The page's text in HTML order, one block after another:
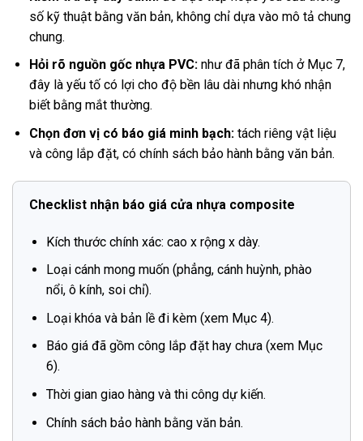
số kỹ thuật bằng văn bản, không chỉ dựa vào mô tả chung
chung.
Hỏi rõ nguồn gốc nhựa PVC:như đã phân tích ở Mục 7,
đây là yếu tố có lợi cho độ bền lâu dài nhưng khó nhận
biết bằng mắt thường.
Chọn đơn vị có báo giá minh bạch:tách riêng vật liệu
và công lắp đặt, có chính sách bảo hành bằng văn bản.
Checklist nhận báo giá cửa nhựa composite
Kích thước chính xác: cao x rộng x dày.
Loại cánh mong muốn (phẳng, cánh huỳnh, phào
nổi, ô kính, soi chỉ).
Loại khóa và bản lề đi kèm (xem Mục 4).
Báo giá đã gồm công lắp đặt hay chưa (xem Mục
6).
Thời gian giao hàng và thi công dự kiến.
Chính sách bảo hành bằng văn bản.